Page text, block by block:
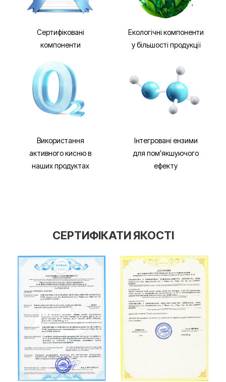
Сертифіковані
компоненти
Екологічні компоненти
у більшості продукції
Використання
активного кисню в
наших продуктах
Інтегровані ензими
для помʼякшуючого
ефекту
СЕРТИФІКАТИЯКОСТІ